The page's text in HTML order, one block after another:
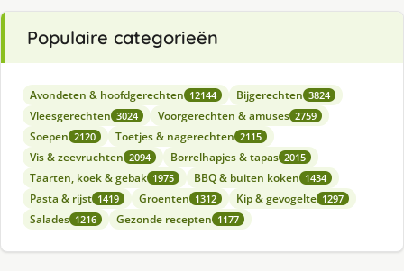
Populaire categorieën
Avondeten & hoofdgerechten 12144 Bijgerechten 3824
Vleesgerechten 3024 Voorgerechten & amuses 2759
Soepen 2120 Toetjes & nagerechten 2115
Vis & zeevruchten 2094 Borrelhapjes & tapas 2015
Taarten, koek & gebak 1975 BBQ & buiten koken 1434
Pasta & rijst 1419 Groenten 1312 Kip & gevogelte 1297
Salades 1216 Gezonde recepten 1177